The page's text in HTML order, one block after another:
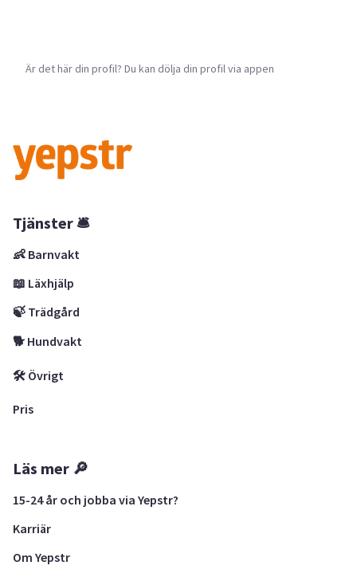
Är det här din profil? Du kan dölja din profil via appen
Tjänster 🛎
👶 Barnvakt
📖 Läxhjälp
🍃 Trädgård
🐕 Hundvakt
🛠 Övrigt
Pris
Läs mer 🔎
15-24 år och jobba via Yepstr?
Karriär
Om Yepstr